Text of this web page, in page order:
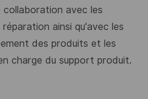
avec les
ainsi qu'avec les
des produits et les
charge du support produit.